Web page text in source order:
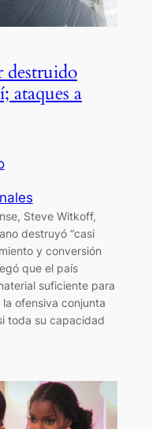
destruido
ataques a
Steve Witkoff,
destruyó “casi
y conversión
que el país
suficiente para
ofensiva conjunta
toda su capacidad